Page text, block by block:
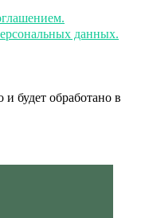
данных.
будет обработано в